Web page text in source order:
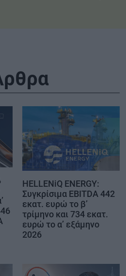
HELLENiQ ENERGY:
Συγκρίσιμα EBITDA 442
εκατ. ευρώ το β’
τρίμηνο και 734 εκατ.
ευρώ το α’ εξάμηνο
2026